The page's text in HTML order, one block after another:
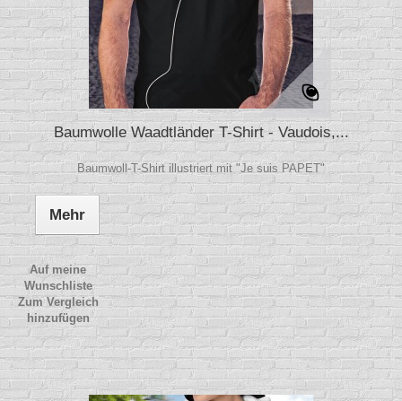
Baumwolle Waadtländer T-Shirt - Vaudois,...
Baumwoll-T-Shirt illustriert mit "Je suis PAPET"
Mehr
Auf meine
Wunschliste
Zum Vergleich
hinzufügen